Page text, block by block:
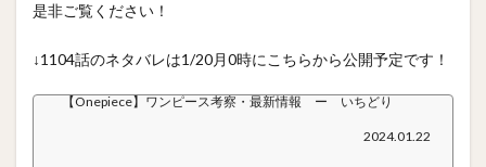
是非ご覧ください！
↓1104話のネタバレは1/20月0時にこちらから公開予定です！
【Onepiece】ワンピース考察・最新情報 ー いちどり
2024.01.22